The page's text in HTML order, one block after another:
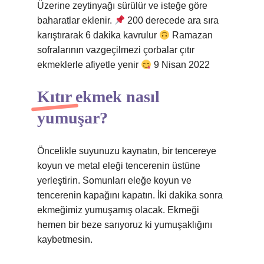
Üzerine zeytinyağı sürülür ve isteğe göre
baharatlar eklenir.
200 derecede ara sıra
karıştırarak 6 dakika kavrulur
Ramazan
sofralarının vazgeçilmezi çorbalar çıtır
ekmeklerle afiyetle yenir
9 Nisan 2022
Kıtır ekmek nasıl
yumuşar?
Öncelikle suyunuzu kaynatın, bir tencereye
koyun ve metal eleği tencerenin üstüne
yerleştirin. Somunları eleğe koyun ve
tencerenin kapağını kapatın. İki dakika sonra
ekmeğimiz yumuşamış olacak. Ekmeği
hemen bir beze sarıyoruz ki yumuşaklığını
kaybetmesin.